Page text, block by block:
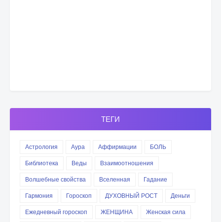
ТЕГИ
Астрология Аура Аффирмации
БОЛЬ
Библиотека
Веды
Взаимоотношения
Волшебные свойства
Вселенная
Гадание
Гармония
Гороскоп ДУХОВНЫЙ РОСТ
Деньги
Ежедневный гороскоп
ЖЕНЩИНА
Женская сила